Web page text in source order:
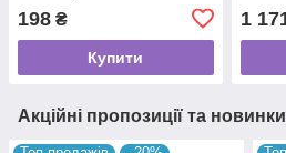
198 ₴
Купити
1
Акційні пропозиції та новинки